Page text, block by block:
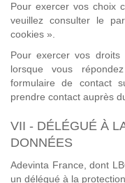
Pour exercer vos choix
veuillez consulter le
cookies ».
Pour exercer vos
lorsque vous
formulaire de contact
prendre contact auprès
VII - DÉLÉGUÉ À
DONNÉES
Adevinta France, dont
un délégué à la